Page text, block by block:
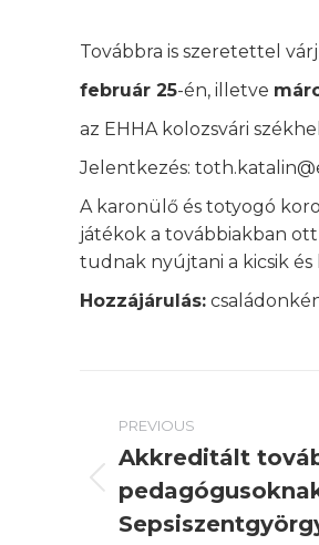
Továbbra is szeretettel
február 25-én, illetve
az EHHA kolozsvári
Jelentkezés:
A karonülő és totyogó
játékok a továbbiakban
tudnak nyújtani a kicsik és
Hozzájárulás:
navigation
PREVIOUS
Previous
post:
Akkreditált